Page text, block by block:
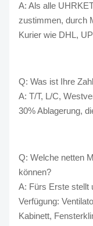
A: Als alle
zustimmen, durch
Kurier wie DHL,
Q: Was ist Ihre
A: T/T, L/C,
30% Ablagerung,
Q: Welche netten
können?
A: Fürs Erste stellt
Verfügung:
Kabinett,